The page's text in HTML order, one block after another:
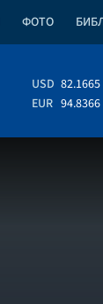
ФОТО
USD 82.1665
EUR 94.8366